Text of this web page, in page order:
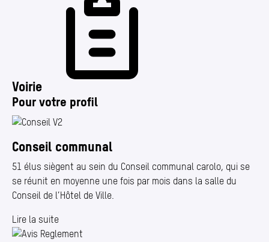
Voirie
Pour votre profil
Conseil communal
51 élus siègent au sein du Conseil communal carolo, qui se
se réunit en moyenne une fois par mois dans la salle du
Conseil de l’Hôtel de Ville.
Lire la suite